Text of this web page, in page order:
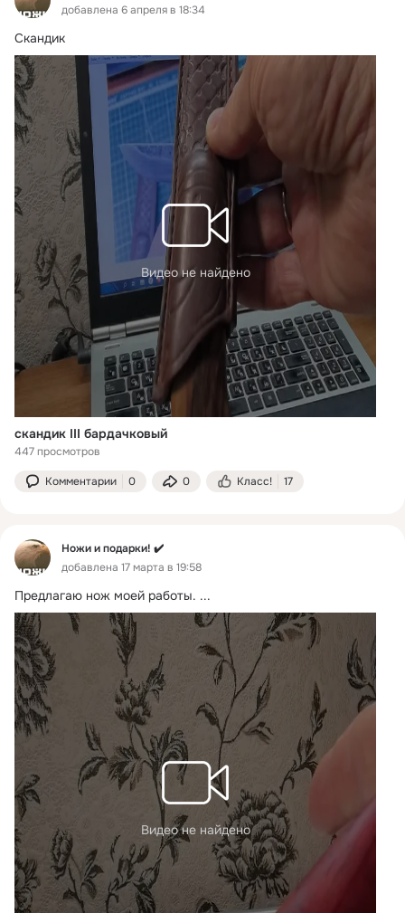
добавлена 6 апреля в 18:34
Скандик
Видео не найдено
скандик III бардачковый
447 просмотров
Комментарии 0 0 Класс! 17
Ножи и подарки! ✔️
добавлена 17 марта в 19:58
Предлагаю нож моей работы. ...
Видео не найдено